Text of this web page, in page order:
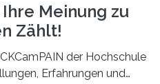
Meinung zu
Zählt!
der Hochschule
Erfahrungen und